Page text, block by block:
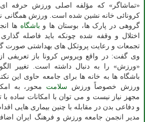
«تماشاگر» که مؤلفه اصلی ورزش حرفه
کرونائی خانه نشین شده است. ورزش همگانی
گروهی در پارک ها، بوستان ها و باشگاه ها
اختلال و وقفه شده چونکه باید فاصله
تجمعات و رعایت پروتکل های بهداشتی صورت
وی گفت: در واقع ویروس کرونا باز تعریفی
«ورزش» را به دنبال داشته است. تغییر
باشگاه ها به خانه ها برای جامعه حاوی این
ورزش خصوصاً ورزش سلامت محور، به
مجهز نیاز نیست و می توان با امکانات ساده
و دفاعی بدن در مقابله با چنین بیماری هایی
مدیر انجمن جامعه ورزش و فرهنگ ایران